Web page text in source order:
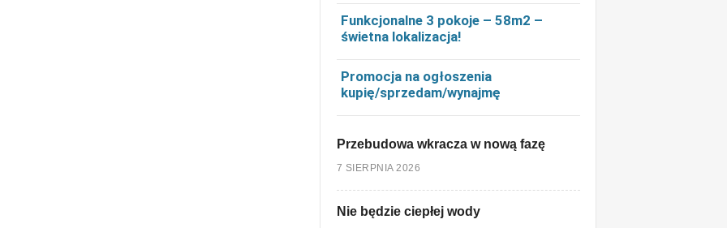
Funkcjonalne 3 pokoje – 58m2 –
świetna lokalizacja!
Promocja na ogłoszenia
kupię/sprzedam/wynajmę
Przebudowa wkracza w nową fazę
7 SIERPNIA 2026
Nie będzie ciepłej wody